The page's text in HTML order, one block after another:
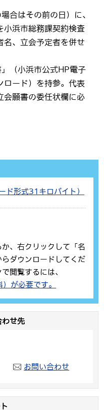
合はその前の日）に、
小浜市総務課契約検査
名、立会予定者を併せ
（小浜市公式HP電子
ロード）を持参。代表
会願書の委任状欄に必
ド形式31キロバイト）
、右クリックして「名
ダウンロードしてくだ
閲覧するには、
が必要です。
わせ先
お問い合わせ